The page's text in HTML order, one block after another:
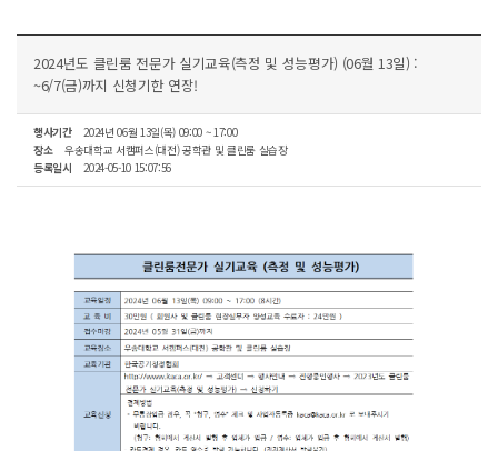
2024년도 클린룸 전문가 실기교육(측정 및 성능평가) (06월 13일) :
~6/7(금)까지 신청기한 연장!
행사기간
2024년 06월 13일(목) 09:00 ~ 17:00
장소
우송대학교 서캠퍼스(대전) 공학관 및 클린룸 실습장
등록일시
2024-05-10 15:07:56